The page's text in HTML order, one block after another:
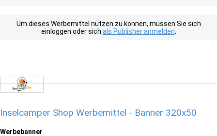
Um dieses Werbemittel nutzen zu können, müssen Sie sich
einloggen oder sich als Publisher anmelden
Inselcamper Shop Werbemittel - Banner 320x50
Werbebanner